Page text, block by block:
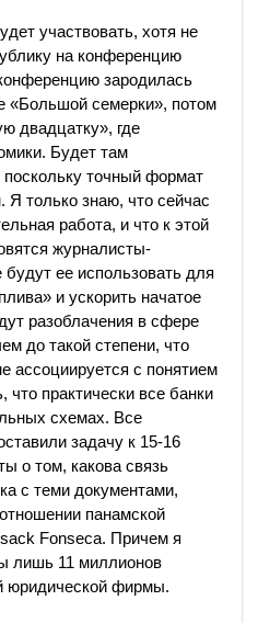
участвовать, хотя не
на конференцию
зародилась
«Большой семерки», потом
двадцатку», где
Будет там
точный формат
Я только знаю, что сейчас
работа, и что к этой
журналисты-
ее использовать для
и ускорить начатое
разоблачения в сфере
до такой степени, что
ассоциируется с понятием
что практически все банки
схемах. Все
задачу к 15-16
о том, какова связь
с теми документами,
панамской
Fonseca. Причем я
лишь 11 миллионов
юридической фирмы.